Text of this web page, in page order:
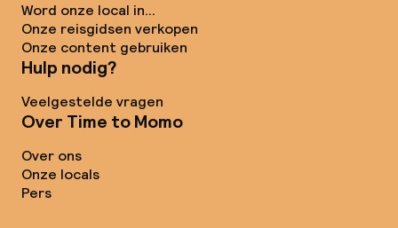
Word onze local in...
Onze reisgidsen verkopen
Onze content gebruiken
Hulp nodig?
Veelgestelde vragen
Over Time to Momo
Over ons
Onze locals
Pers